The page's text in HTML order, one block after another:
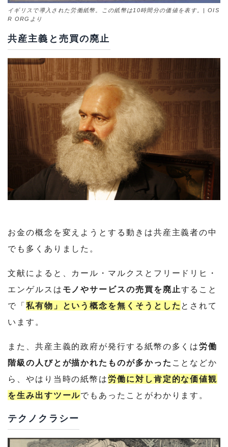
イギリスで導入された労働紙幣。この紙幣は10時間分の価値を表す。| OIS
R ORGより
共産主義と売買の廃止
お金の概念を変えようとする動きは共産主義者の中
でも多くありました。
文献によると、カール・マルクスとフリードリヒ・
エンゲルスは モノやサービスの売買を廃止すること
で「私有物」という概念を無くそうとした とされて
います。
また、共産主義的政府が発行する紙幣の多くは労働
階級の人びとが描かれたものが多かった ことなどか
ら、やはり当時の紙幣は労働に対し肯定的な価値観
を生み出すツールでもあったことがわかります。
テクノクラシー